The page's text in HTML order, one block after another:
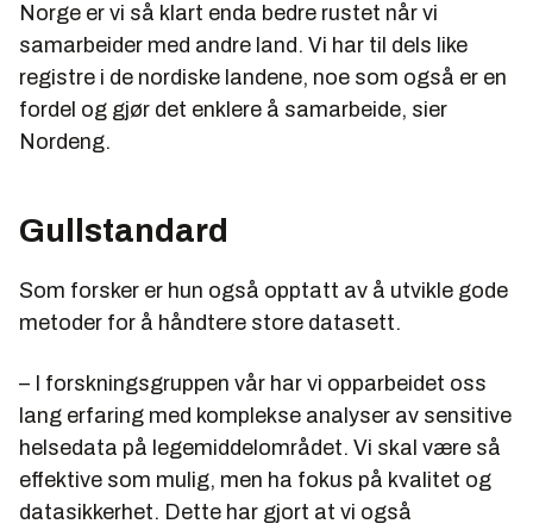
Norge er vi så klart enda bedre rustet når vi
samarbeider med andre land. Vi har til dels like
registre i de nordiske landene, noe som også er en
fordel og gjør det enklere å samarbeide, sier
Nordeng.
Gullstandard
Som forsker er hun også opptatt av å utvikle gode
metoder for å håndtere store datasett.
– I forskningsgruppen vår har vi opparbeidet oss
lang erfaring med komplekse analyser av sensitive
helsedata på legemiddelområdet. Vi skal være så
effektive som mulig, men ha fokus på kvalitet og
datasikkerhet. Dette har gjort at vi også